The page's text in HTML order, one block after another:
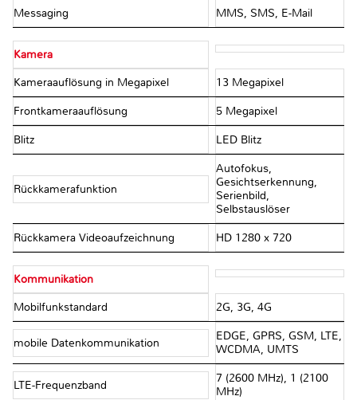
Messaging MMS, SMS, E-Mail
Kamera
Kameraauflösung in Megapixel 13 Megapixel
Frontkameraauflösung 5 Megapixel
Blitz LED Blitz
Rückkamerafunktion
Autofokus,
Gesichtserkennung,
Serienbild,
Selbstauslöser
Rückkamera Videoaufzeichnung HD 1280 x 720
Kommunikation
Mobilfunkstandard 2G, 3G, 4G
mobile Datenkommunikation
EDGE, GPRS, GSM, LTE,
WCDMA, UMTS
LTE-Frequenzband
7 (2600 MHz), 1 (2100
MHz)